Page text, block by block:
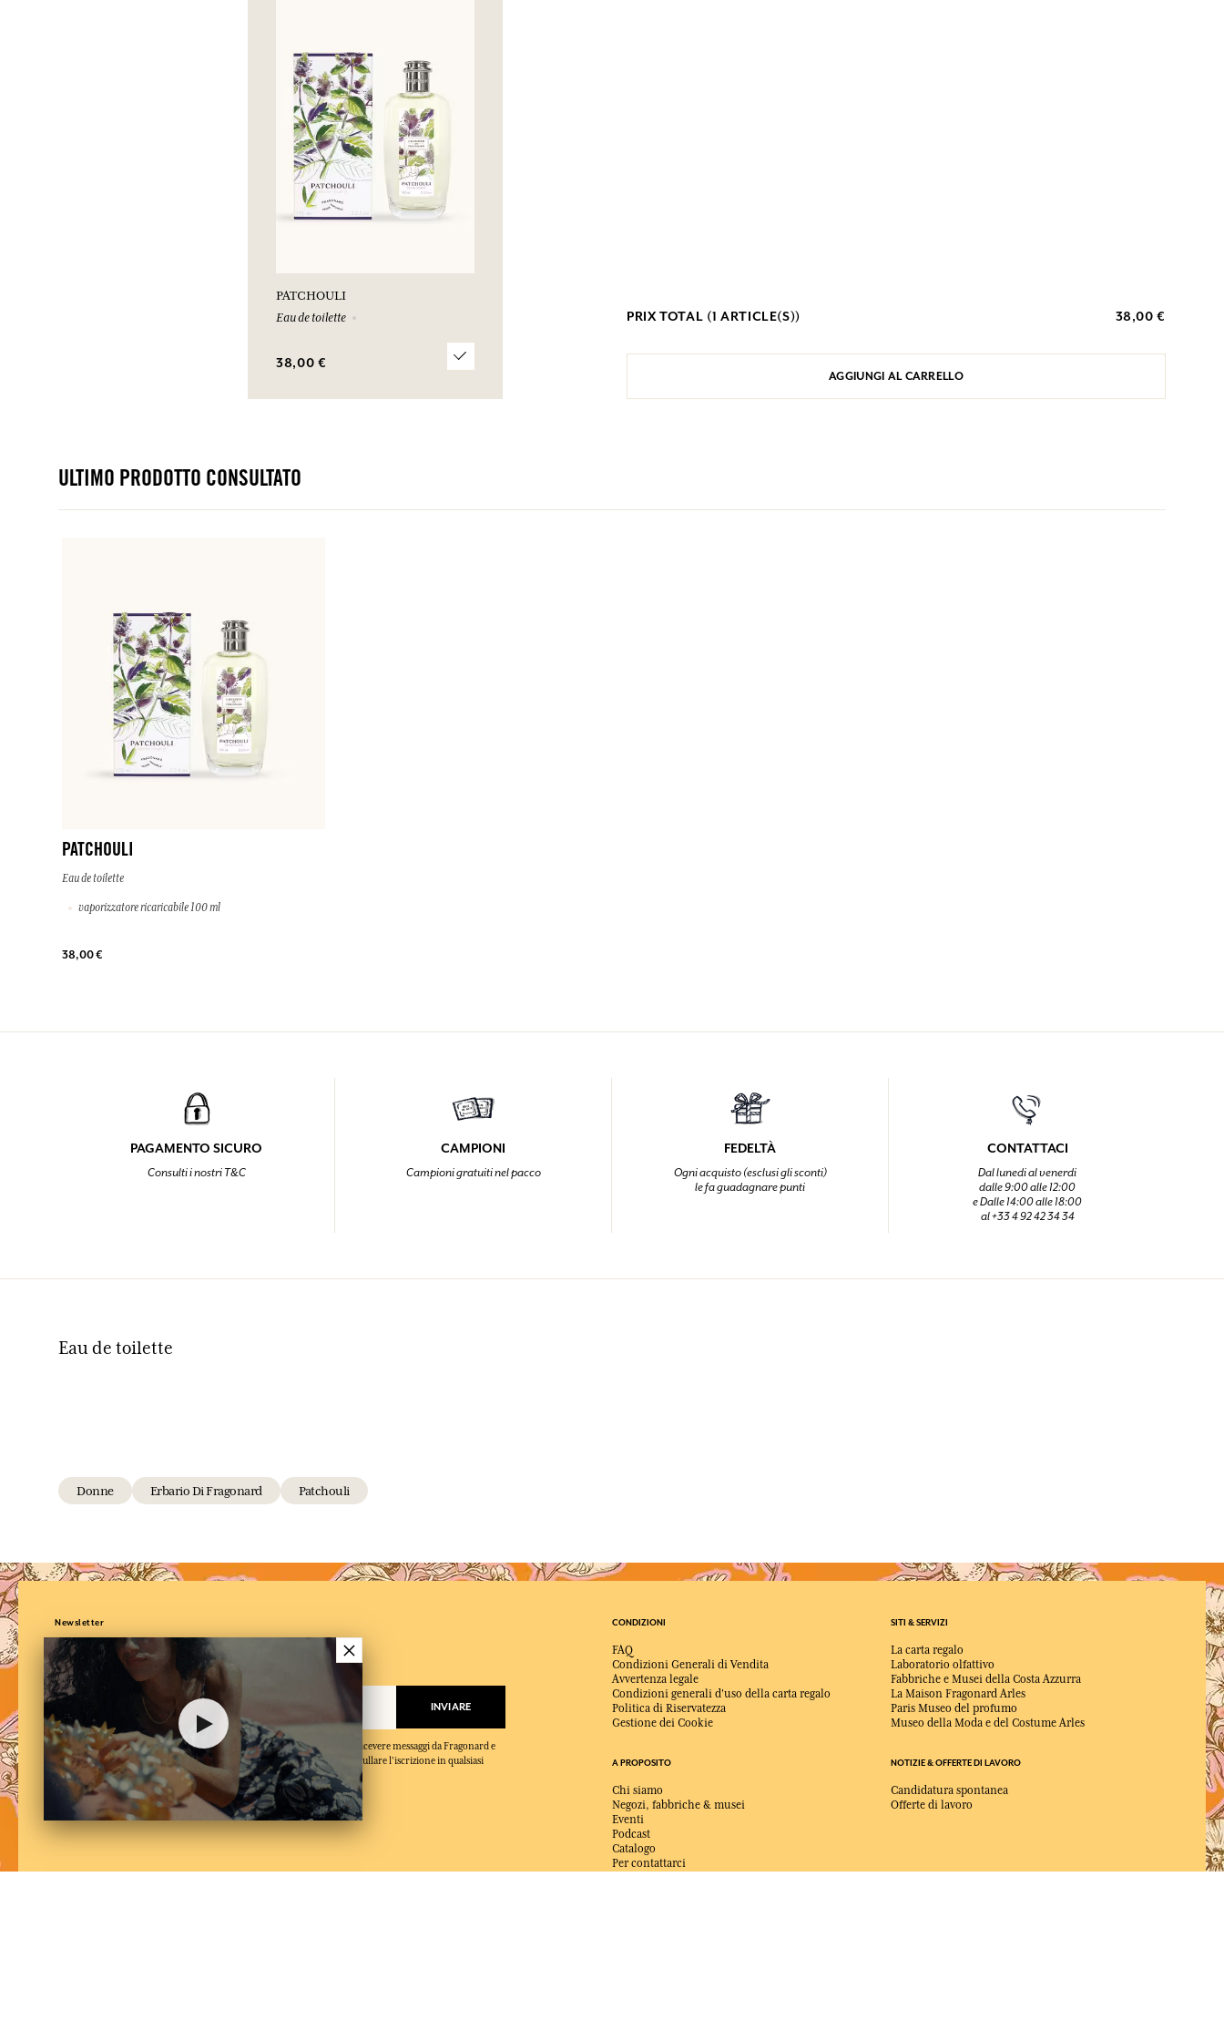
PATCHOULI
Eau de toilette
38,00 €
PRIX TOTAL (1 ARTICLE(S)) 38,00 €
AGGIUNGI AL CARRELLO
ULTIMO PRODOTTO CONSULTATO
PATCHOULI
Eau de toilette
vaporizzatore ricaricabile 100 ml
38,00 €
PAGAMENTO SICURO
Consulti i nostri T&C
CAMPIONI
Campioni gratuiti nel pacco
FEDELTÀ
Ogni acquisto (esclusi gli sconti)
le fa guadagnare punti
CONTATTACI
Dal lunedi al venerdi
dalle 9:00 alle 12:00
e Dalle 14:00 alle 18:00
al +33 4 92 42 34 34
Eau de toilette
Donne Erbario Di Fragonard Patchouli
Newsletter
Iscriversi alla newsletter
INVIARE
Quando inserisce il suo indirizzo e-mail e clicca su 'Iscriversi', accetta di ricevere messaggi da Fragonard e
conferma di aver letto e accettato la nostra politica sulla privacy. Puo annullare l'iscrizione in qualsiasi
momento.
CONDIZIONI
FAQ
Condizioni Generali di Vendita
Avvertenza legale
Condizioni generali d'uso della carta regalo
Politica di Riservatezza
Gestione dei Cookie
SITI & SERVIZI
La carta regalo
Laboratorio olfattivo
Fabbriche e Musei della Costa Azzurra
La Maison Fragonard Arles
Paris Museo del profumo
Museo della Moda e del Costume Arles
A PROPOSITO
Chi siamo
Negozi, fabbriche & musei
Eventi
Podcast
Catalogo
Per contattarci
NOTIZIE & OFFERTE DI LAVORO
Candidatura spontanea
Offerte di lavoro
×